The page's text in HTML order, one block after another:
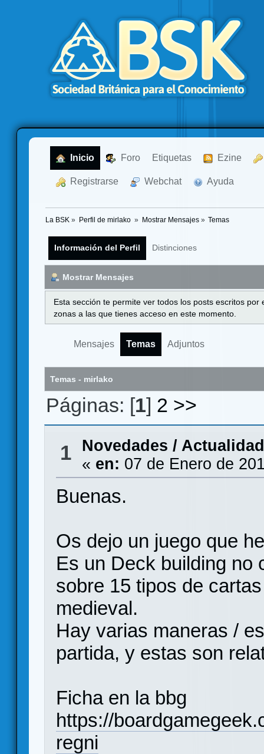
Inicio Foro Etiquetas Ezine
Registrarse Webchat Ayuda
La BSK » Perfil de mirlako » Mostrar Mensajes» Temas
Información del Perfil Distinciones
Mostrar Mensajes
Esta sección te permite ver todos los posts escritos
zonas a las que tienes acceso en este momento.
Mensajes Temas Adjuntos
Temas - mirlako
Páginas: [1] 2 >>
1
Novedades / Actualidad
« en: 07 de Enero de
Buenas.
Os dejo un juego que
Es un Deck building no
sobre 15 tipos de
medieval.
Hay varias maneras /
partida, y estas son
Ficha en la bbg
https://
regni